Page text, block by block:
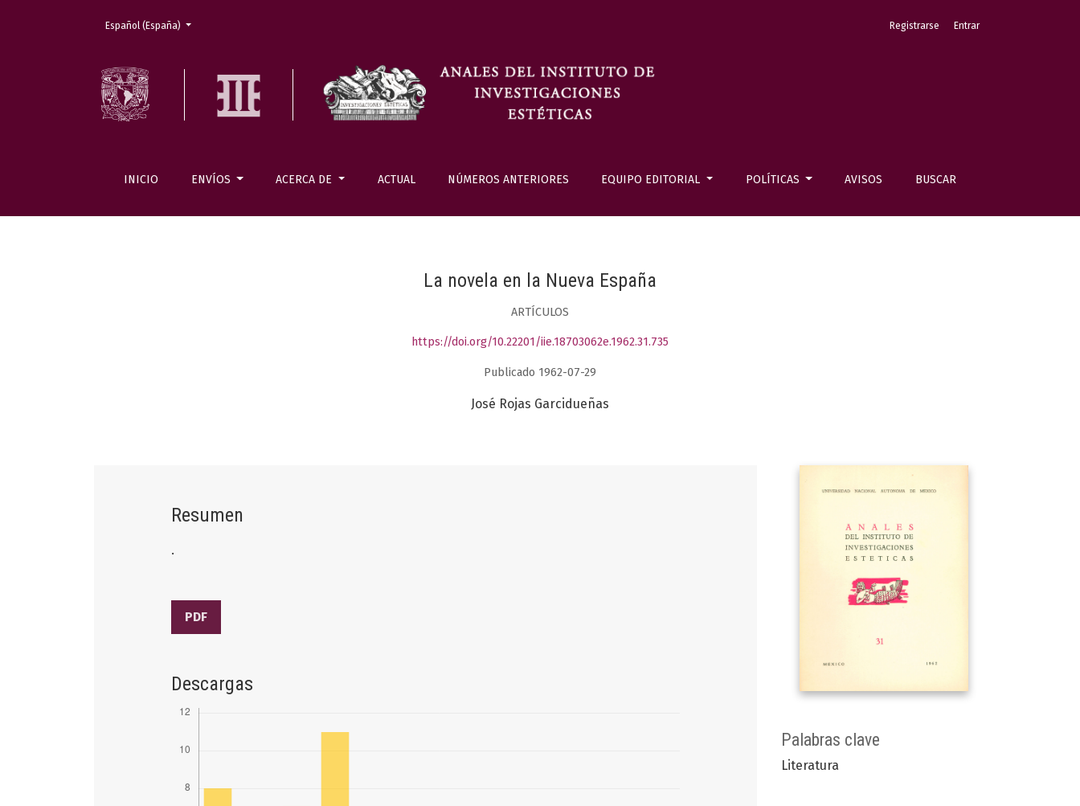
INICIO ENVÍOS ACERCA DE ACTUAL NÚMEROS ANTERIORES EQUIPO EDITORIAL POLÍTICAS AVISOS BUSCAR
Registrarse Entrar
Cambiar el idioma. El actual es:
Español (España)
La novela en la Nueva España
ARTÍCULOS
https://doi.org/10.22201/iie.18703062e.1962.31.735
Publicado 1962-07-29
José Rojas Garcidueñas
Palabras clave
Literatura
Resumen
.
PDF
Descargas